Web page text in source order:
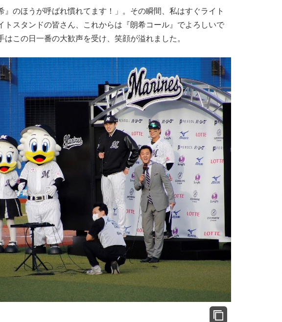
のほうが呼ばれ慣れてます！」。その瞬間、私はすぐライト
トスタンドの皆さん、これからは『朗希コール』でよろしいで
この日一番の大歓声を受け、笑顔が溢れました。